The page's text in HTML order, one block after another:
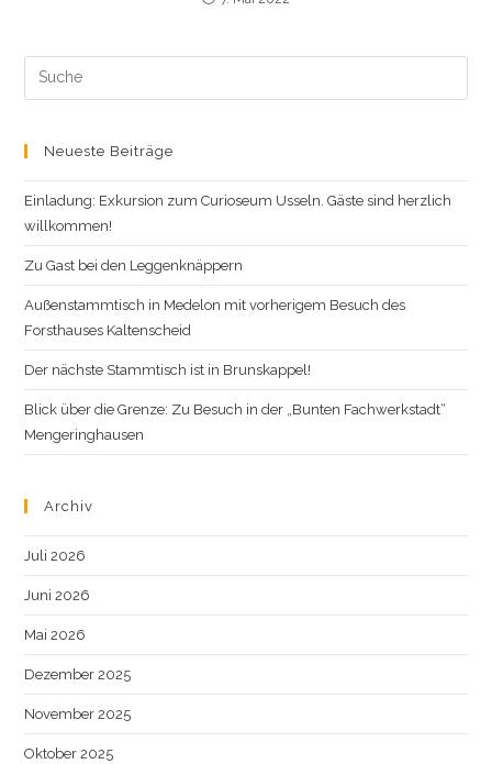
Search
this
Neueste Beiträge
Einladung: Exkursion zum Curioseum Usseln. Gäste sind herzlich
willkommen!
Zu Gast bei den Leggenknäppern
Außenstammtisch in Medelon mit vorherigem Besuch des
Forsthauses Kaltenscheid
Der nächste Stammtisch ist in Brunskappel!
Blick über die Grenze: Zu Besuch in der „Bunten Fachwerkstadt“
Mengeringhausen
Archiv
Juli 2026
Juni 2026
Mai 2026
Dezember 2025
November 2025
Oktober 2025